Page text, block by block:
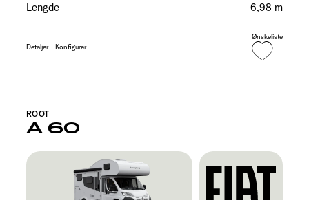
Lengde
6,98 m
Detaljer Konfigurer
Ønskeliste
A 60
ROOT